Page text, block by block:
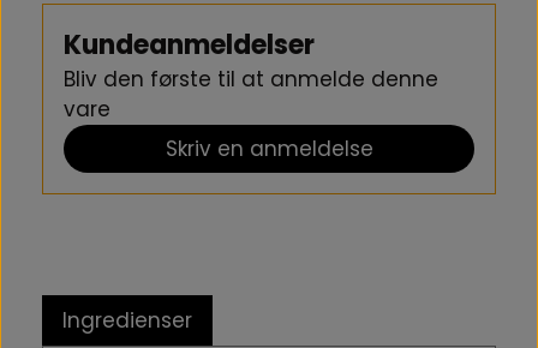
Advarsel om solskoldning:
Dette produkt indeholder alfa-hydroxysyre (AHA), som
kan øge hudens følsomhed over for solen og risikoen for
solskoldning. Brug solcreme, beskyttende tøj og begræns
soleksponering under brug af produktet og i op til en uge
Kundeanmeldelser
Bliv den første til at anmelde denne
vare
Skriv en anmeldelse
Ingredienser